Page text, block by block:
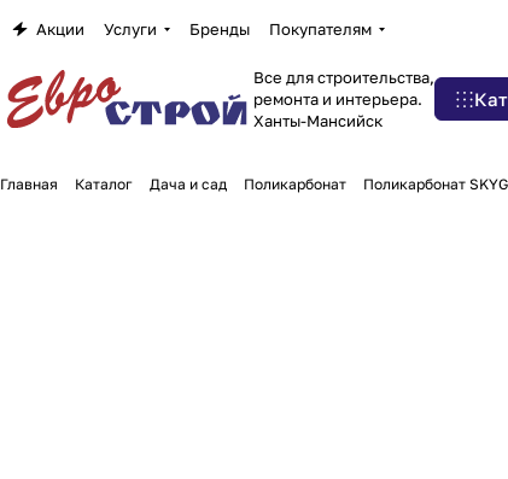
Акции Услуги Бренды Покупателям
Все для строительства,
ремонта и интерьера.
Ханты-Мансийск
Главная Каталог Дача и сад Поликарбонат Поликарбонат